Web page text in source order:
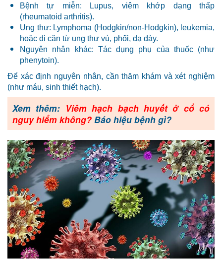
Bệnh tự miễn: Lupus, viêm khớp dạng thấp
(rheumatoid arthritis).
Ung thư: Lymphoma (Hodgkin/non-Hodgkin), leukemia,
hoặc di căn từ ung thư vú, phổi, dạ dày.
Nguyên nhân khác: Tác dụng phụ của thuốc (như
phenytoin).
Để xác định nguyên nhân, cần thăm khám và xét nghiệm
(như máu, sinh thiết hạch).
Xem thêm: Viêm hạch bạch huyết ở cổ có
nguy hiểm không? Báo hiệu bệnh gì?